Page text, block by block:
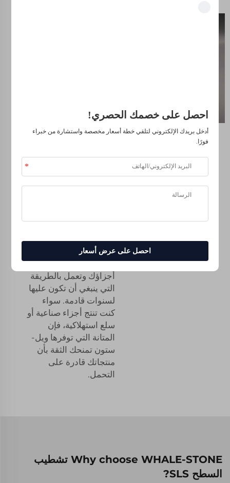
عندما يتعلق الأمر بالمتانة
طويلة الأمد لمنتجاتك، فلا
شيء يدوم أفضل من
التشطيب الأصلي، ولذلك
لتشطيب الأسطح لتكون
متينة وطويلة الأمد قدر
الإمكان، بحيث تبدو
أجزاؤك وتعمل بالطريقة
التي ينبغي أن تكون عليها
لسنوات قادمة. سواء
كنت تنتج أجزاء صناعية أو
سلع استهلاكية، فإن
المتانة التي توفرها ويل-
ستون تمنحك الثقة بأن
منتجاتك قادرة على
التحمل.
Why choose WHALE-STONE تشطيب
السطح SLS?
احصل على خصمك الحصري!
أدخل بريدك الإلكتروني لتلقي خطة أسعار مخصصة واستشارة من خبراء
فورًا.
احصل على عرض أسعار